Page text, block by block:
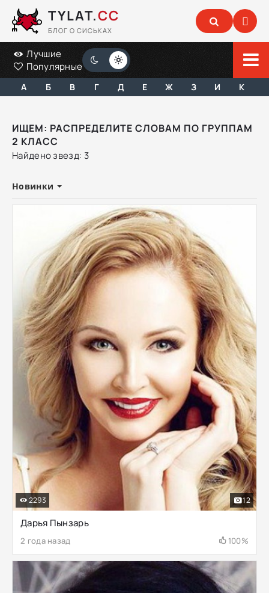
TYLAT.CC
БЛОГ О СИСЬКАХ
Лучшие
Популярные
А Б В Г Д Е Ж З И К
ИЩЕМ: РАСПРЕДЕЛИТЕ СЛОВАМ ПО ГРУППАМ
2 КЛАСС
Найдено звезд: 3
Новинки
Дарья Пынзарь
2 года назад 100%
2293 12